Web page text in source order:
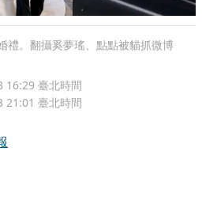
禮。翻攝奚夢瑤、點點被貓抓微博
16:29 臺北時間
21:01 臺北時間